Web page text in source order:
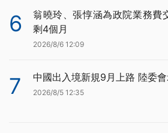
6
翁曉玲、張惇涵為政院業務費
剩4個月
2026/8/6 12:09
7 中國出入境新規9月上路 陸委
2026/8/5 12:35